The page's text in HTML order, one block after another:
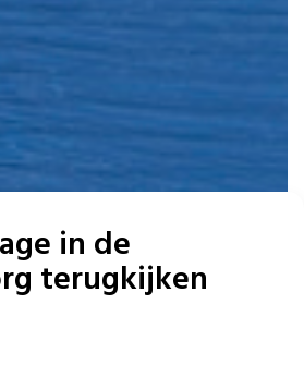
in de
terugkijken